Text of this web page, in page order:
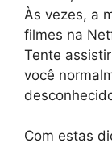
Às vezes, a
filmes na
Tente
você
Com estas